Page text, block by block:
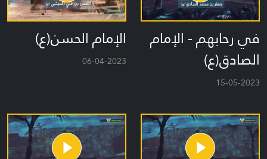
في رحابهم - الإمام
الصادق(ع)
15-05-2023
الإمام الحسن(ع)
06-04-2023